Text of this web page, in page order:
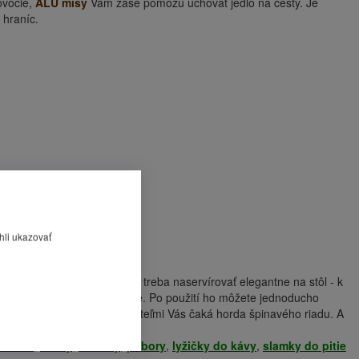
hraníc.
Hotové pochúťky z grilu treba naservírovať elegantne na stôl - k
je veľmi praktické. Po použití ho môžete jednoducho
posedení a zábave s priateľmi Vás čaká horda špinavého riadu. A
príbory, lyžičky do kávy, slamky do pitie
ukazovať